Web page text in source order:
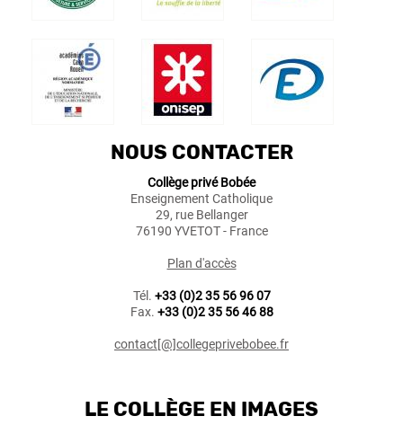
NOUS CONTACTER
Collège privé Bobée
Enseignement Catholique
29, rue Bellanger
76190 YVETOT - France
Plan d'accès
Tél. +33 (0)2 35 56 96 07
Fax. +33 (0)2 35 56 46 88
contact[@]collegeprivebobee.fr
LE COLLÈGE EN IMAGES